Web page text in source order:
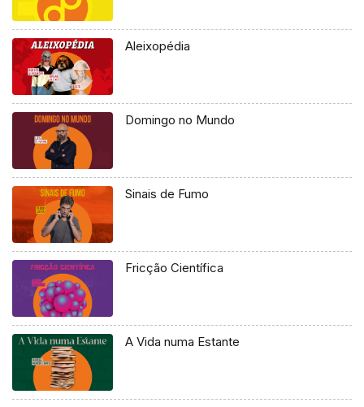
Aleixopédia
Domingo no Mundo
Sinais de Fumo
Fricção Científica
A Vida numa Estante